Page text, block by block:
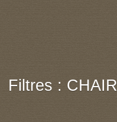
Filtres : CHAIR